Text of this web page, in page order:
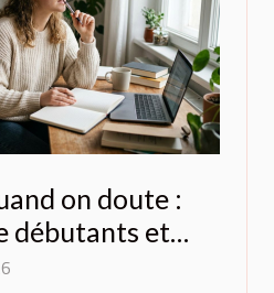
on doute :
débutants et
les éviter